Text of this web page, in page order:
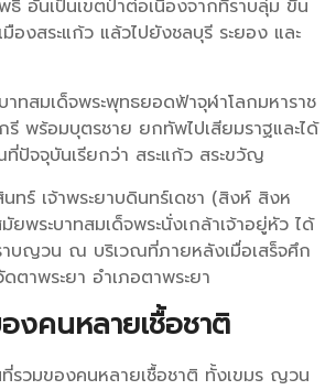
อันเป็นเขตป่าต่อเนื่องจากที่ราบลุ่ม ขึ้น
องสระแก้ว แล้วไปยังชลบุรี ระยอง และ
ทสมเด็จพระพุทธยอดฟ้าจุฬาโลกมหาราช
กรี พร้อมบุตรชาย ยกทัพไปเสียมราฐและได้
ที่ปัจจุบันเรียกว่า สระแก้ว สระขวัญ
ทร์ เจ้าพระยาบดินทร์เดชา (สิงห์ สิงห
ยพระบาทสมเด็จพระนั่งเกล้าเจ้าอยู่หัว ได้
บญวน ณ บริเวณที่ภายหลังเมื่อเสร็จศึก
ตาพระยา อำเภอตาพระยา
งคนหลายเชื้อชาติ
รวมของคนหลายเชื้อชาติ ทั้งเขมร ญวน